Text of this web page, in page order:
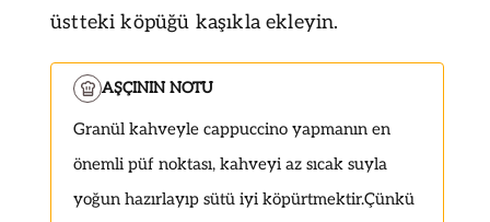
üstteki köpüğü kaşıkla ekleyin.
AŞÇININ NOTU
Granül kahveyle cappuccino yapmanın en
önemli püf noktası, kahveyi az sıcak suyla
yoğun hazırlayıp sütü iyi köpürtmektir.Çünkü